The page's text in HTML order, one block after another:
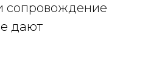
сопровождение
дают